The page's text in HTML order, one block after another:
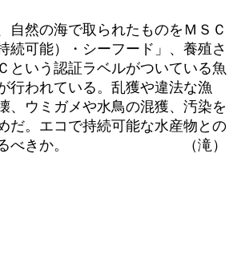
然の海で取られたものをＭＳＣ
続可能）・シーフード」、養殖さ
という認証ラベルがついている魚
行われている。乱獲や違法な漁
、ウミガメや水鳥の混獲、汚染を
だ。エコで持続可能な水産物との
あるべきか。 （滝）